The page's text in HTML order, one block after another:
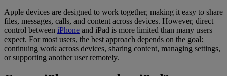
Apple devices are designed to work together, making it easy to share
files, messages, calls, and content across devices. However, direct
control between iPhone and iPad is more limited than many users
expect. For most users, the best approach depends on the goal:
continuing work across devices, sharing content, managing settings,
or supporting another user remotely.